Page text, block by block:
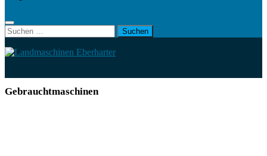
Suchen
nach:
Gebrauchtmaschinen